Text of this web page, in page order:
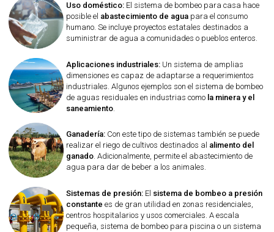
Uso doméstico: El sistema de bombeo para casa hace
posible el abastecimiento de agua para el consumo
humano. Se incluye proyectos estatales destinados a
suministrar de agua a comunidades o pueblos enteros.
Aplicaciones industriales: Un sistema de amplias
dimensiones es capaz de adaptarse a requerimientos
industriales. Algunos ejemplos son el sistema de bombeo
de aguas residuales en industrias como la minera y el
saneamiento.
Ganadería: Con este tipo de sistemas también se puede
realizar el riego de cultivos destinados al alimento del
ganado. Adicionalmente, permite el abastecimiento de
agua para dar de beber a los animales.
Sistemas de presión: El sistema de bombeo a presión
constantees de gran utilidad en zonas residenciales,
centros hospitalarios y usos comerciales. A escala
pequeña, sistema de bombeo para piscina o un sistema